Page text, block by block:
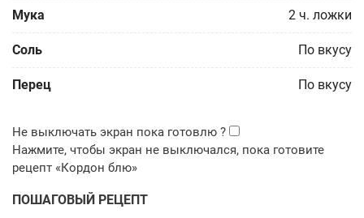
Мука 2 ч. ложки
Соль По вкусу
Перец По вкусу
ПОШАГОВЫЙ РЕЦЕПТ